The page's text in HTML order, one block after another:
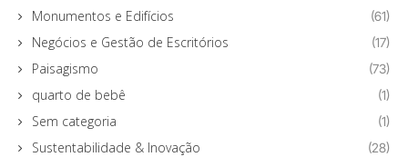
Monumentos e Edifícios (61)
Negócios e Gestão de Escritórios (17)
Paisagismo (73)
quarto de bebê (1)
Sem categoria (1)
Sustentabilidade & Inovação (28)